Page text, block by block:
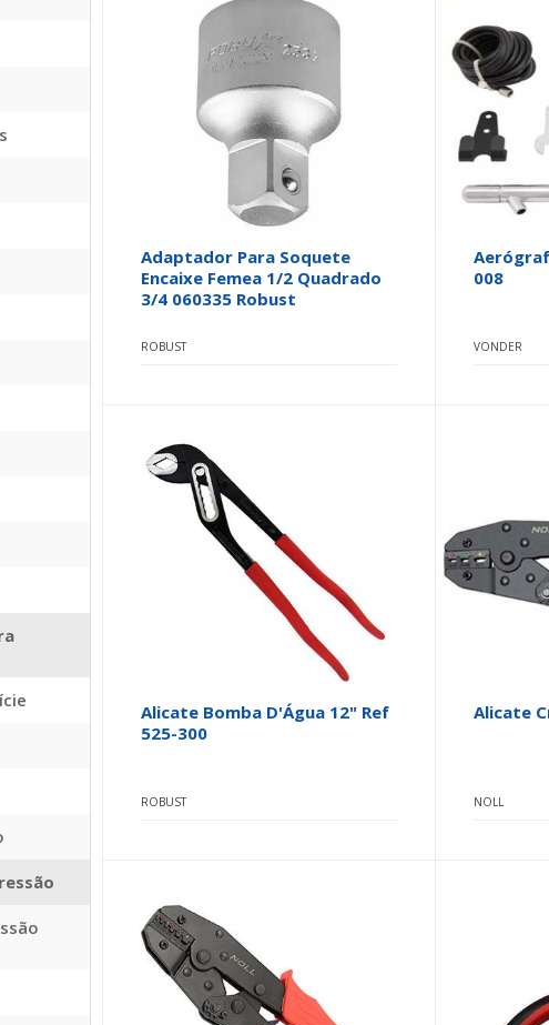
Adaptador Para Soquete
Encaixe Femea 1/2 Quadrado
3/4 060335 Robust
ROBUST
008
VONDER
Alicate Bomba D'Água 12" Ref
525-300
ROBUST
Alicate
NOLL